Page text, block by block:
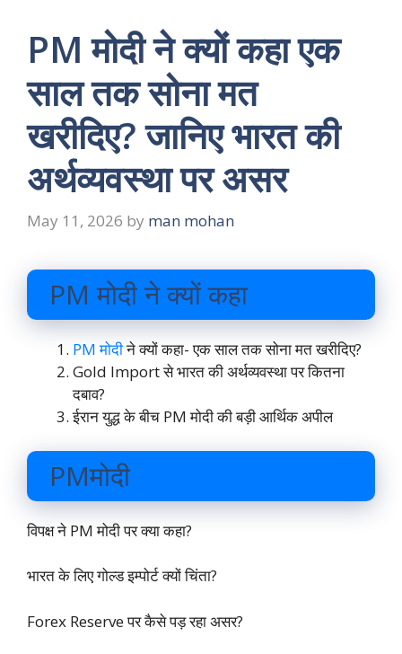
PM मोदी ने क्यों कहा एक
साल तक सोना मत
खरीदिए? जानिए भारत की
अर्थव्यवस्था पर असर
May 11, 2026 by man mohan
PM मोदी ने क्यों कहा
PM मोदीने क्यों कहा- एक साल तक सोना मत खरीदिए?
Gold Import से भारत की अर्थव्यवस्था पर कितना
दबाव?
ईरान युद्ध के बीच PM मोदी की बड़ी आर्थिक अपील
PMमोदी
विपक्ष ने PM मोदी पर क्या कहा?
भारत के लिए गोल्ड इम्पोर्ट क्यों चिंता?
Forex Reserve पर कैसे पड़ रहा असर?